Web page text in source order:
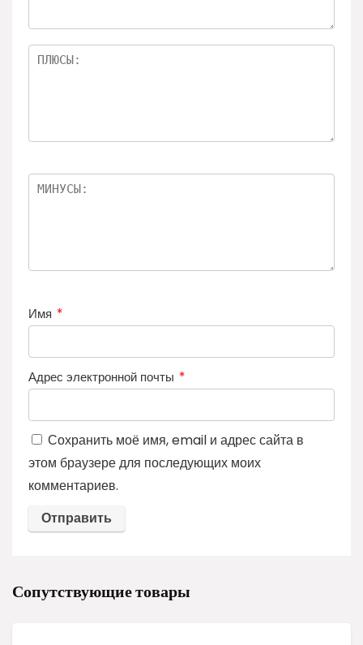
Имя *
Адрес электронной почты *
Сохранить моё имя, email и адрес сайта в
этом браузере для последующих моих
комментариев.
Сопутствующие товары